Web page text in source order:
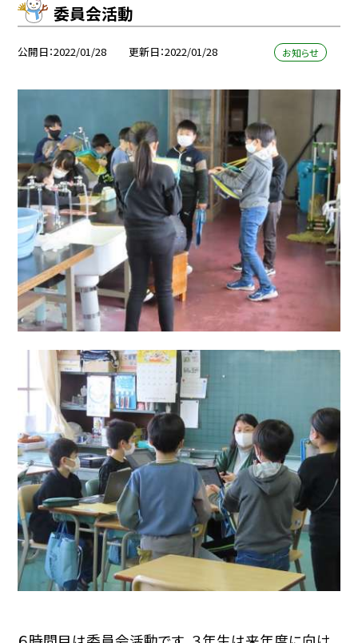
委員会活動
公開日 2022/01/28 更新日 2022/01/28 お知らせ